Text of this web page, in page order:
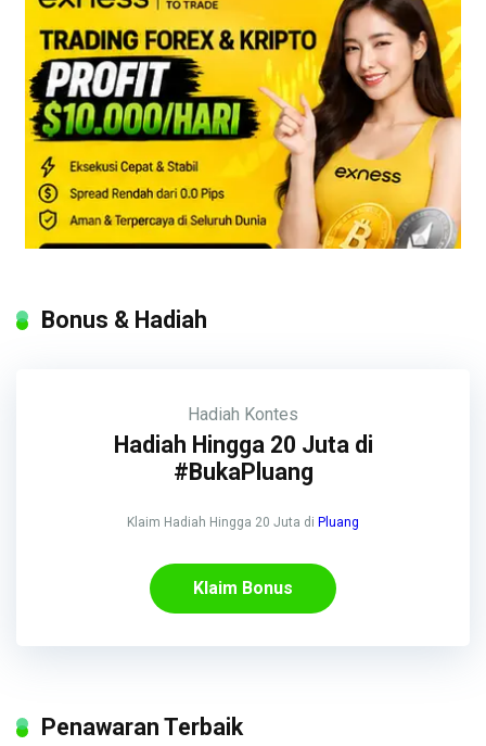
Bonus & Hadiah
Hadiah Kontes
Hadiah Hingga 20 Juta di
#BukaPluang
Klaim Hadiah Hingga 20 Juta di Pluang
Klaim Bonus
Penawaran Terbaik